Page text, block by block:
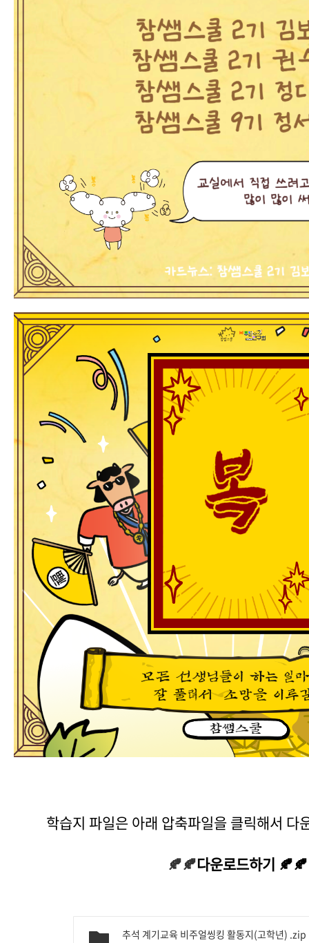
학습지 파일은 아래 압축파일을 클릭해서 다
🍂🍂다운로드하기 🍂🍂
추석 계기교육 비주얼씽킹 활동지(고학년) .zip